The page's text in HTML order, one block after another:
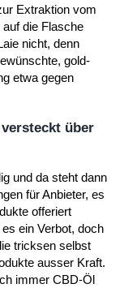
Extraktion vom
die Flasche
nicht, denn
gold-
etwa gegen
über
und da steht dann
für Anbieter, es
offeriert
ein Verbot, doch
tricksen selbst
ausser Kraft.
immer CBD-Öl